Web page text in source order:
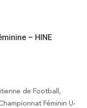
– HINE
de Football,
Féminin U-